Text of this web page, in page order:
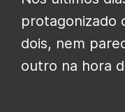
protagonizado
dois, nem
outro na hora